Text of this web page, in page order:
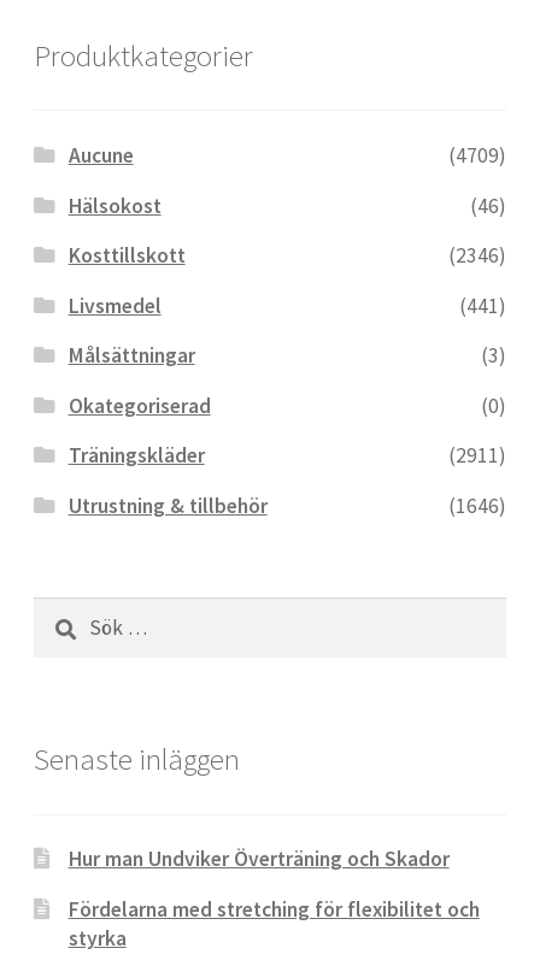
och Energi
Testosterontillskott
Träningspulver
Webbutik
Produktkategorier
Aucune
(4709)
Hälsokost
(46)
Kosttillskott
(2346)
Livsmedel
(441)
Målsättningar
(3)
Okategoriserad
(0)
Träningskläder
(2911)
Utrustning & tillbehör
(1646)
Sök
efter:
Senaste inläggen
Hur man Undviker Överträning och Skador
Fördelarna med stretching för flexibilitet och
styrka